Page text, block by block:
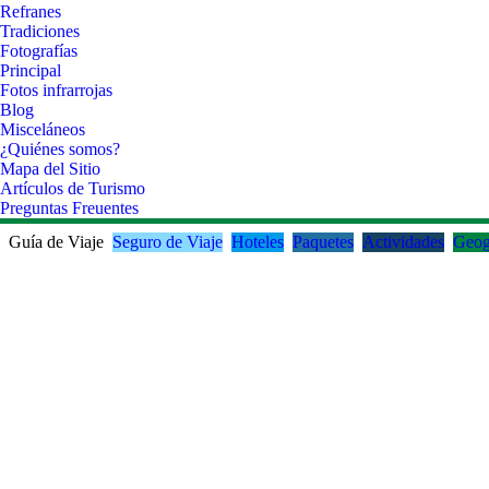
Refranes
Tradiciones
Fotografías
Principal
Fotos infrarrojas
Blog
Misceláneos
¿Quiénes somos?
Mapa del Sitio
Artículos de Turismo
Preguntas Freuentes
Guía de Viaje Seguro de Viaje Hoteles Paquetes Actividades